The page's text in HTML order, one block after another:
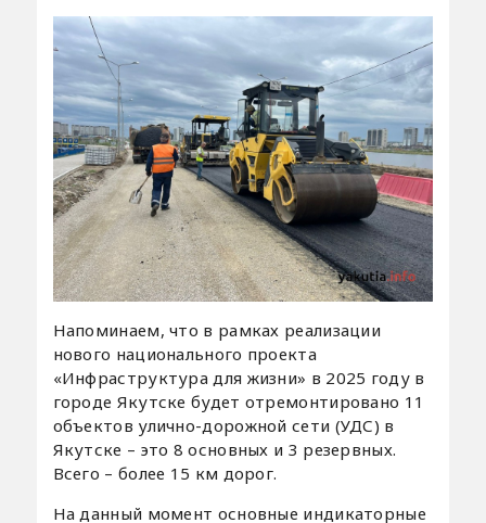
Напоминаем, что в рамках реализации
нового национального проекта
«Инфраструктура для жизни» в 2025 году в
городе Якутске будет отремонтировано 11
объектов улично-дорожной сети (УДС) в
Якутске – это 8 основных и 3 резервных.
Всего – более 15 км дорог.
На данный момент основные индикаторные